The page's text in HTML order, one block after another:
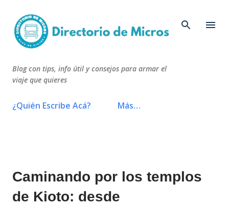
Blog con tips, info útil y consejos para armar el
viaje que quieres
¿Quién Escribe Acá? Más…
Caminando por los templos
de Kioto: desde